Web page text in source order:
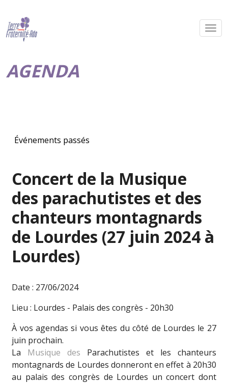
AGENDA
Événements passés
Concert de la Musique
des parachutistes et des
chanteurs montagnards
de Lourdes (27 juin 2024 à
Lourdes)
Date : 27/06/2024
Lieu : Lourdes - Palais des congrès - 20h30
À vos agendas si vous êtes du côté de Lourdes le 27
juin prochain.
La Musique des Parachutistes et les chanteurs
montagnards de Lourdes donneront en effet à 20h30
au palais des congrès de Lourdes un concert dont